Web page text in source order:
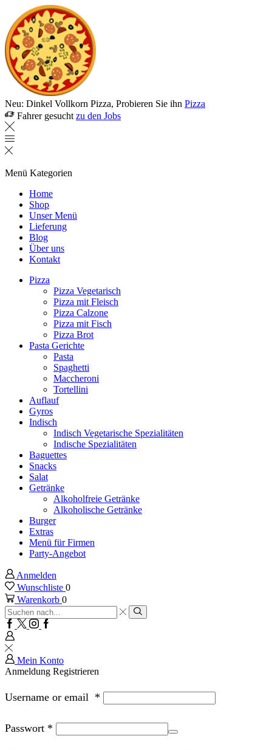
Neu: Dinkel Vollkorn Pizza, Probieren Sie ihn Pizza
Fahrer gesucht zu den Jobs
Menü Kategorien
Home
Shop
Unser Menü
Lieferung
Blog
Über uns
Kontakt
Pizza
Pizza Vegetarisch
Pizza mit Fleisch
Pizza Calzone
Pizza mit Fisch
Pizza Brot
Pasta Gerichte
Pasta
Spaghetti
Maccheroni
Tortellini
Auflauf
Gyros
Indisch
Indisch Vegetarische Spezialitäten
Indische Spezialitäten
Baguettes
Snacks
Salat
Getränke
Alkoholfreie Getränke
Alkoholische Getränke
Burger
Extras
Menü für Firmen
Party-Angebot
Anmelden
Wunschliste 0
Warenkorb 0
Sucheingabe
Suche
Facebook
TwitterInstagram
Google
Mein Konto
Anmeldung Registrieren
Username or email *
Passwort *